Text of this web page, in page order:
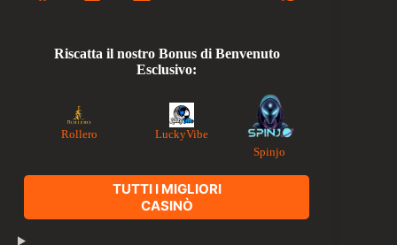
Riscatta il nostro Bonus di Benvenuto
Esclusivo:
Rollero
LuckyVibe
Spinjo
TUTTI I MIGLIORI
CASINÒ